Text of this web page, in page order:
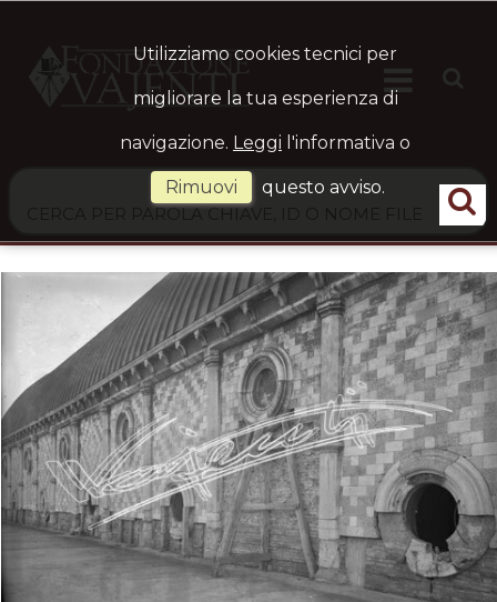
Ste HOME
ARCHIVIO
LOGIN
Utilizziamo cookies tecnici per
migliorare la tua esperienza di
navigazione. Leggi l'informativa o
Rimuovi questo avviso.